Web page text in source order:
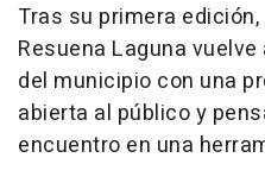
Tras su primera
Resuena Laguna
del municipio con una
abierta al público y
encuentro en una